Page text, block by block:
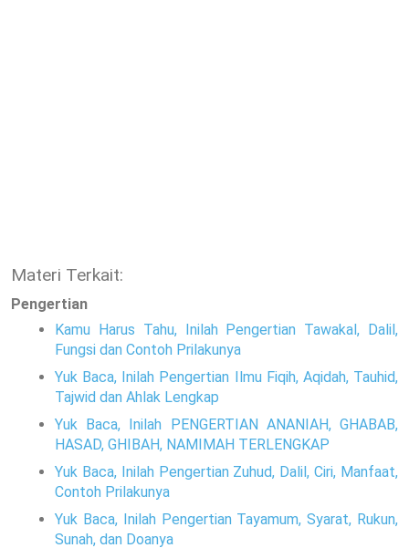
Materi Terkait:
Pengertian
Kamu Harus Tahu, Inilah Pengertian Tawakal, Dalil,
Fungsi dan Contoh Prilakunya
Yuk Baca, Inilah Pengertian Ilmu Fiqih, Aqidah, Tauhid,
Tajwid dan Ahlak Lengkap
Yuk Baca, Inilah PENGERTIAN ANANIAH, GHABAB,
HASAD, GHIBAH, NAMIMAH TERLENGKAP
Yuk Baca, Inilah Pengertian Zuhud, Dalil, Ciri, Manfaat,
Contoh Prilakunya
Yuk Baca, Inilah Pengertian Tayamum, Syarat, Rukun,
Sunah, dan Doanya